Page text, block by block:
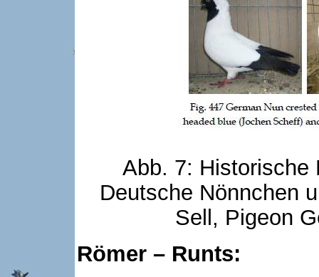
Abb. 7: Historische
Deutsche Nönnchen
Sell, Pigeon
Römer – Runts: